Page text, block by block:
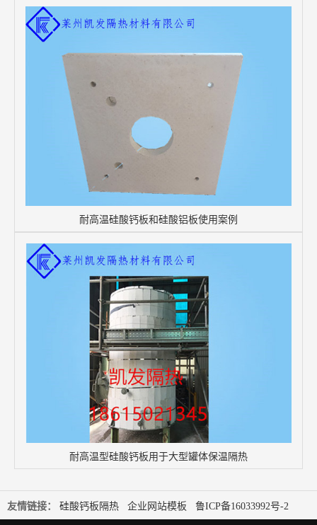
耐高温硅酸钙板和硅酸铝板使用案例
耐高温型硅酸钙板用于大型罐体保温隔热
友情链接： 硅酸钙板隔热 企业网站模板 鲁ICP备16033992号-2